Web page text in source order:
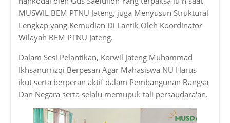
MUSWIL BEM PTNU Jateng, juga Menyusun Struktural
Lengkap yang Kemudian Di Lantik Oleh Koordinator
Wilayah BEM PTNU Jateng.
Dalam Sesi Pelantikan, Korwil Jateng Muhammad
Ikhsanurrizqi Berpesan Agar Mahasiswa NU Harus
ikut serta berperan aktif dalam Pembangunan Bangsa
Dan Negara serta selalu memupuk tali persaudara'an.